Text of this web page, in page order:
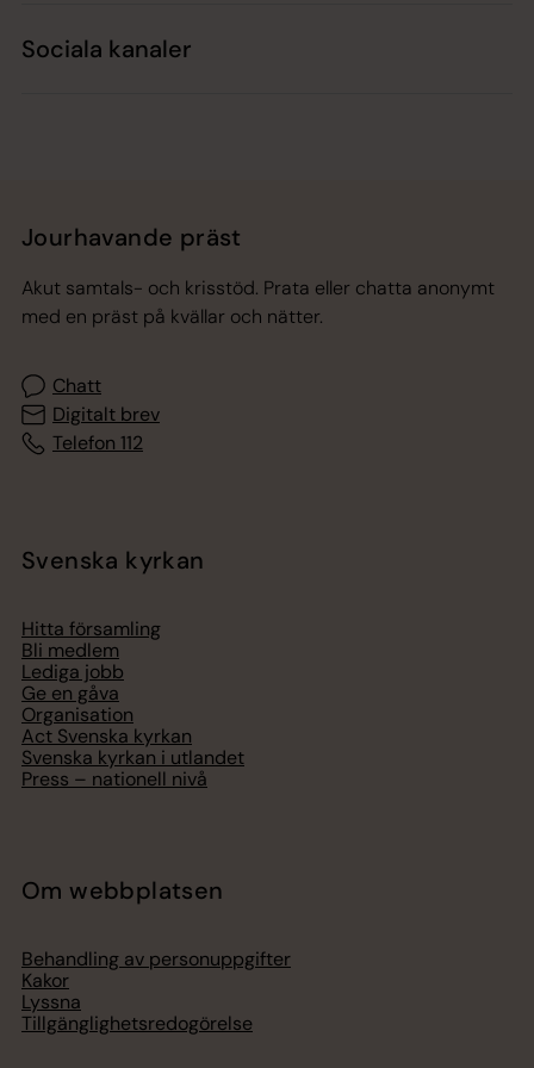
Sociala kanaler
Jourhavande präst
Akut samtals- och krisstöd. Prata eller chatta anonymt
med en präst på kvällar och nätter.
Chatt
Digitalt brev
Telefon 112
Svenska kyrkan
Hitta församling
Bli medlem
Lediga jobb
Ge en gåva
Organisation
Act Svenska kyrkan
Svenska kyrkan i utlandet
Press – nationell nivå
Om webbplatsen
Behandling av personuppgifter
Kakor
Lyssna
Tillgänglighetsredogörelse